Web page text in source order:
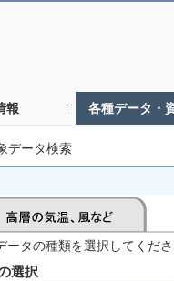
報 各種データ・
データ検索
ータの種類を選択してくだ
選択